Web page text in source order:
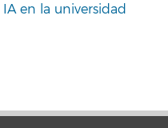
en la universidad